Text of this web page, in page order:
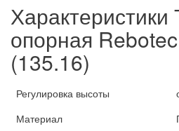
Характеристики
опорная
(135.16)
Регулировка высоты
Материал